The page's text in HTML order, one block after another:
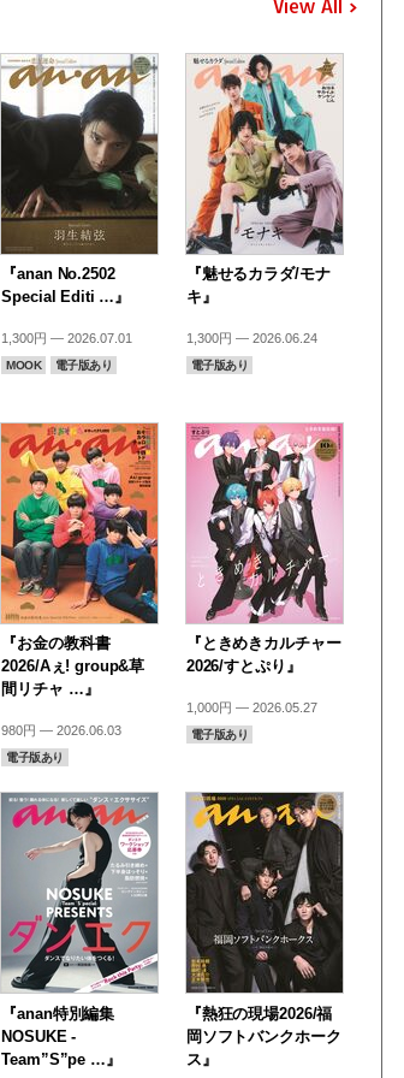
View All
『anan No.2502
Special Editi …』
1,300円 — 2026.07.01
MOOK 電子版あり
『魅せるカラダ/モナ
キ』
1,300円 — 2026.06.24
電子版あり
『お金の教科書
2026/Aぇ! group&草
間リチャ …』
980円 — 2026.06.03
電子版あり
『ときめきカルチャー
2026/すとぷり』
1,000円 — 2026.05.27
電子版あり
『anan特別編集
NOSUKE -
Team”S”pe …』
『熱狂の現場2026/福
岡ソフトバンクホーク
ス』